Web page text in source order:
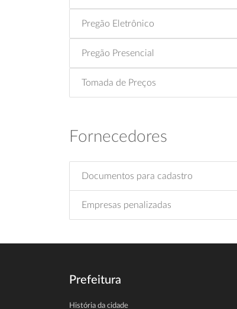
Pregão Eletrônico
Pregão Presencial
Tomada de Preços
Fornecedores
Documentos para cadastro
Empresas penalizadas
Prefeitura
História da cidade